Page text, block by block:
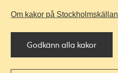
Om kakor på Stockholmskällan
Godkänn alla kakor